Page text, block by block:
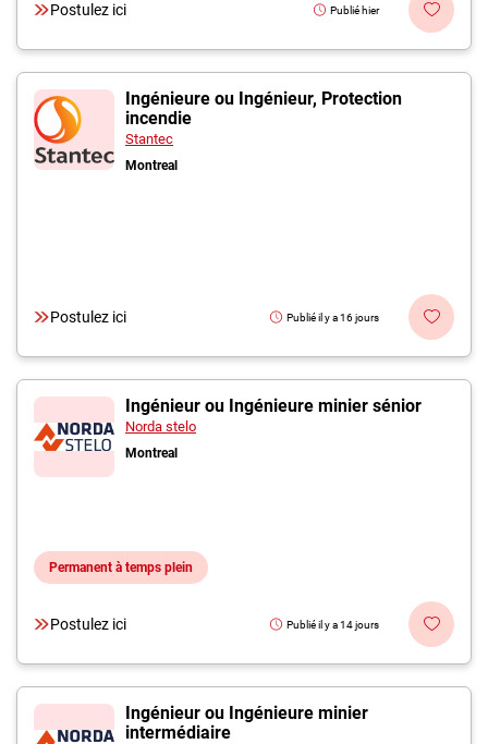
Postulez ici Publié hier
Ingénieure ou Ingénieur, Protection
incendie
Stantec
Montreal
Postulez ici Publié il y a 16 jours
Ingénieur ou Ingénieure minier sénior
Norda stelo
Montreal
Permanent à temps plein
Postulez ici Publié il y a 14 jours
Ingénieur ou Ingénieure minier
intermédiaire